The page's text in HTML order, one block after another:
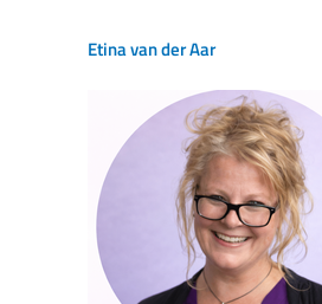
Etina van der Aar